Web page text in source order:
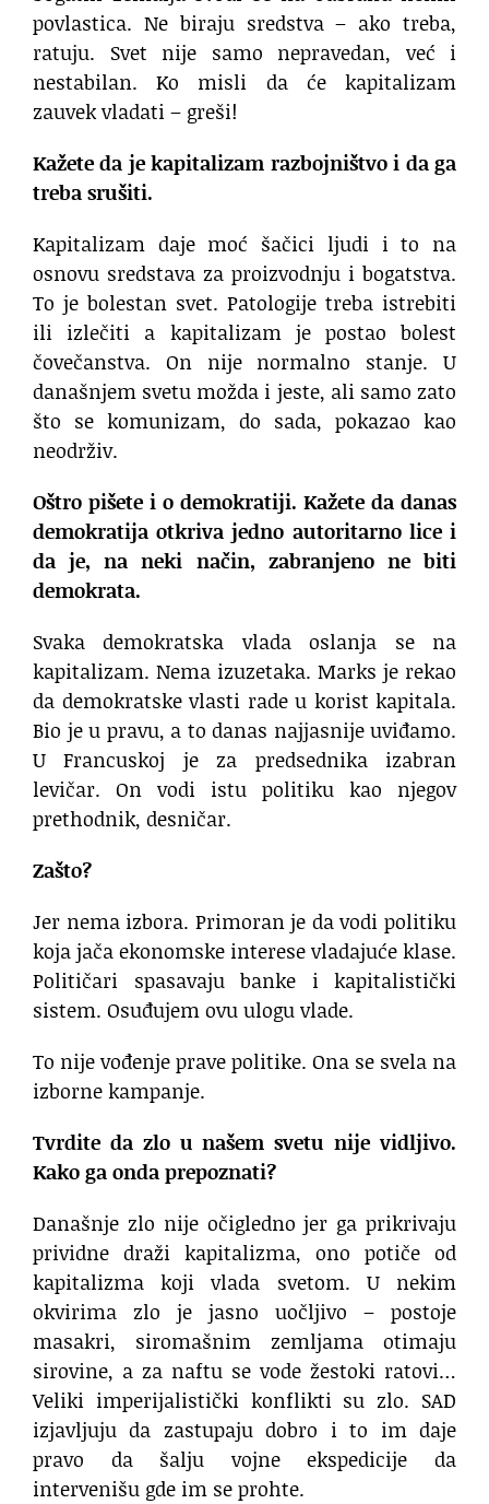
povlastica. Ne biraju sredstva – ako treba,
ratuju. Svet nije samo nepravedan, već i
nestabilan. Ko misli da će kapitalizam
zauvek vladati – greši!
Kažete da je kapitalizam razbojništvo i da ga
treba srušiti.
Kapitalizam daje moć šačici ljudi i to na
osnovu sredstava za proizvodnju i bogatstva.
To je bolestan svet. Patologije treba istrebiti
ili izlečiti a kapitalizam je postao bolest
čovečanstva. On nije normalno stanje. U
današnjem svetu možda i jeste, ali samo zato
što se komunizam, do sada, pokazao kao
neodrživ.
Oštro pišete i o demokratiji. Kažete da danas
demokratija otkriva jedno autoritarno lice i
da je, na neki način, zabranjeno ne biti
demokrata.
Svaka demokratska vlada oslanja se na
kapitalizam. Nema izuzetaka. Marks je rekao
da demokratske vlasti rade u korist kapitala.
Bio je u pravu, a to danas najjasnije uviđamo.
U Francuskoj je za predsednika izabran
levičar. On vodi istu politiku kao njegov
prethodnik, desničar.
Zašto?
Jer nema izbora. Primoran je da vodi politiku
koja jača ekonomske interese vladajuće klase.
Političari spasavaju banke i kapitalistički
sistem. Osuđujem ovu ulogu vlade.
To nije vođenje prave politike. Ona se svela na
izborne kampanje.
Tvrdite da zlo u našem svetu nije vidljivo.
Kako ga onda prepoznati?
Današnje zlo nije očigledno jer ga prikrivaju
prividne draži kapitalizma, ono potiče od
kapitalizma koji vlada svetom. U nekim
okvirima zlo je jasno uočljivo – postoje
masakri, siromašnim zemljama otimaju
sirovine, a za naftu se vode žestoki ratovi…
Veliki imperijalistički konflikti su zlo. SAD
izjavljuju da zastupaju dobro i to im daje
pravo da šalju vojne ekspedicije da
intervenišu gde im se prohte.